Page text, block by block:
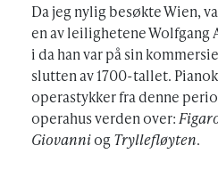
Da jeg nylig besøkte Wien,
en av leilighetene Wolfgang
i da han var på sin
slutten av 1700-tallet.
operastykker fra denne
operahus verden over:
Giovanniog Tryllefløyten.